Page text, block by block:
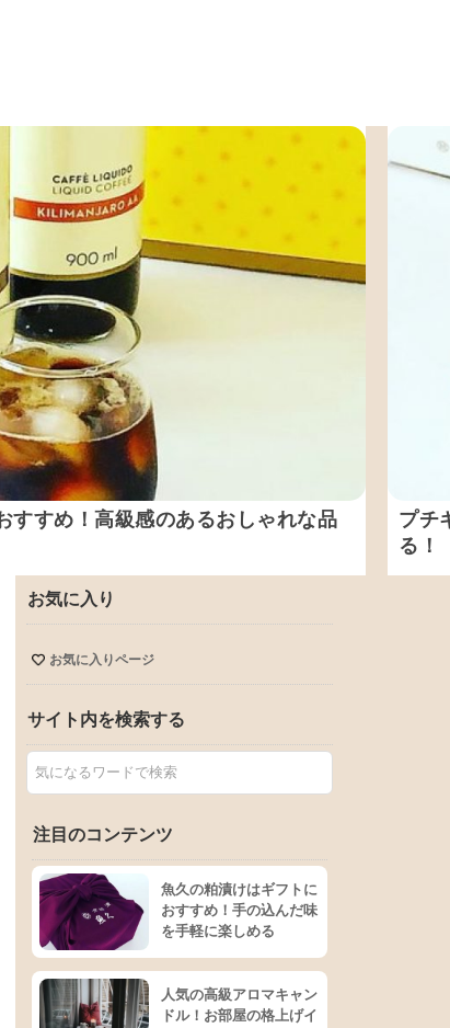
すすめ！高級感のあるおしゃれな品
プチ
る！
お気に入り
お気に入りページ
サイト内を検索する
注目のコンテンツ
魚久の粕漬けはギフトに
おすすめ！手の込んだ味
を手軽に楽しめる
人気の高級アロマキャン
ドル！お部屋の格上げイ